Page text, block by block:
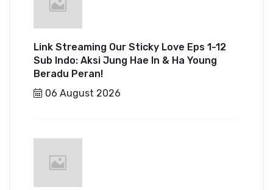
Link Streaming Our Sticky Love Eps 1-12
Sub Indo: Aksi Jung Hae In & Ha Young
Beradu Peran!
06 August 2026